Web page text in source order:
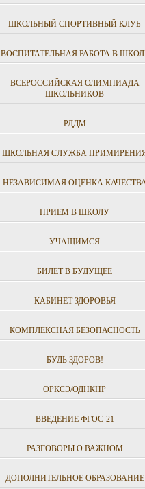
ШКОЛЬНЫЙ СПОРТИВНЫЙ КЛУБ
ВОСПИТАТЕЛЬНАЯ РАБОТА В
ВСЕРОССИЙСКАЯ ОЛИМПИАДА
ШКОЛЬНИКОВ
РДДМ
ШКОЛЬНАЯ СЛУЖБА
НЕЗАВИСИМАЯ ОЦЕНКА
ПРИЕМ В ШКОЛУ
УЧАЩИМСЯ
БИЛЕТ В БУДУЩЕЕ
КАБИНЕТ ЗДОРОВЬЯ
КОМПЛЕКСНАЯ БЕЗОПАСНОСТЬ
БУДЬ ЗДОРОВ!
ОРКСЭ/ОДНКНР
ВВЕДЕНИЕ ФГОС-21
РАЗГОВОРЫ О ВАЖНОМ
ДОПОЛНИТЕЛЬНОЕ ОБРАЗОВАНИЕ